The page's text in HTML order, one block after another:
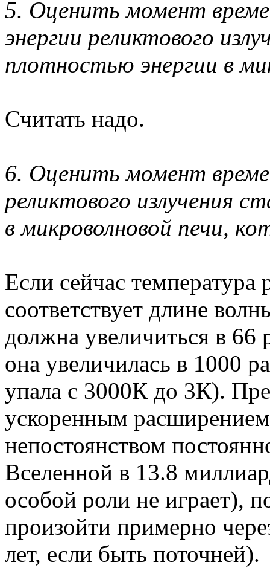
5. Оценить момент
энергии реликтового
плотностью энергии в
Считать надо.
6. Оценить момент
реликтового излучения
в микроволновой печи,
Если сейчас температура
соответствует длине
должна увеличиться в
она увеличилась в 1000
упала с 3000К до 3К).
ускоренным
непостоянством
Вселенной в 13.8
особой роли не играет),
произойти примерно
лет, если быть поточней).